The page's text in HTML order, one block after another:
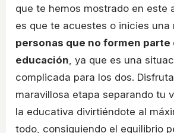
que te hemos mostrado en este
es que te acuestes o inicies una
personas que no formen parte
educación, ya que es una
complicada para los dos.
maravillosa etapa separando tu
la educativa divirtiéndote al
todo, consiguiendo el equilibrio